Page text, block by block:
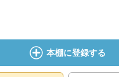
本棚に登録する